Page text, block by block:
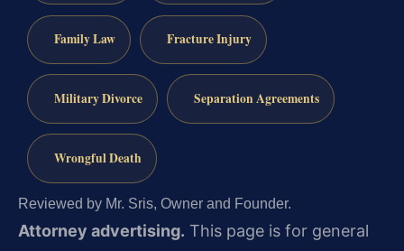
Family Law Fracture Injury
Military Divorce Separation Agreements
Wrongful Death
Reviewed by Mr. Sris, Owner and Founder.
Attorney advertising. This page is for general